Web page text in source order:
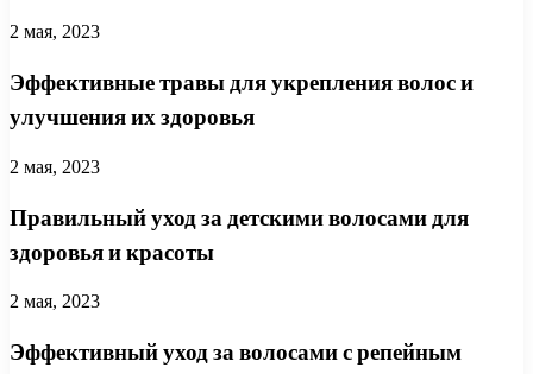
2 мая, 2023
Эффективные травы для укрепления волос и
улучшения их здоровья
2 мая, 2023
Правильный уход за детскими волосами для
здоровья и красоты
2 мая, 2023
Эффективный уход за волосами с репейным